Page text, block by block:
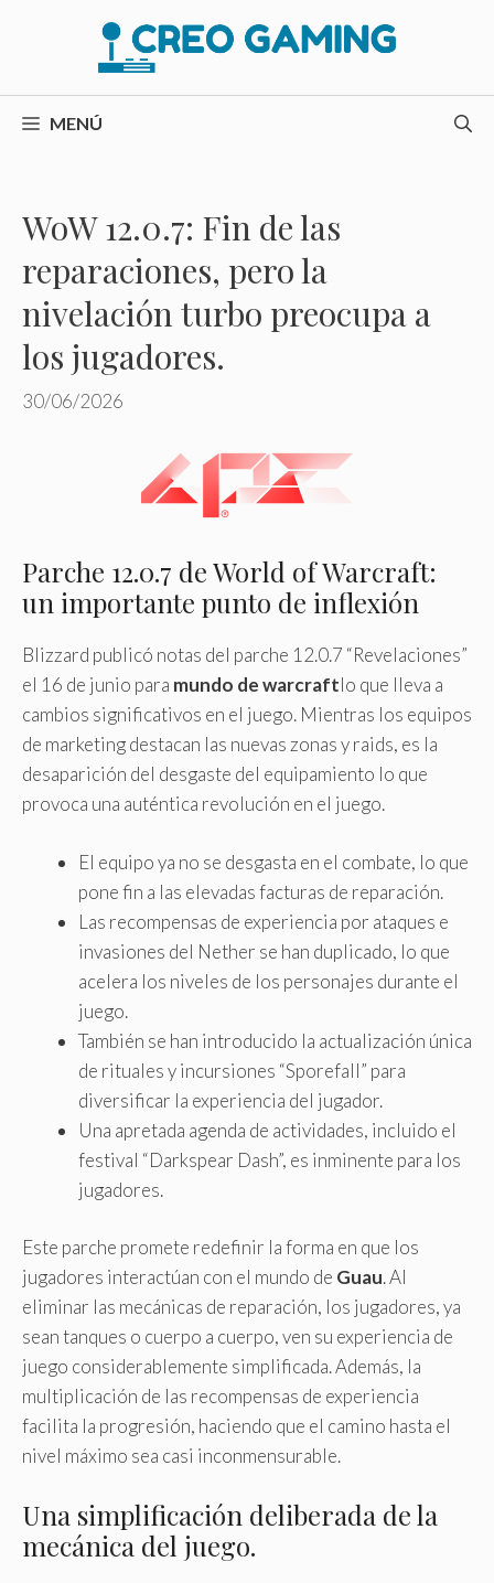
MENÚ
WoW 12.0.7: Fin de las
reparaciones, pero la
nivelación turbo preocupa a
los jugadores.
30/06/2026
Parche 12.0.7 de World of Warcraft:
un importante punto de inflexión
Blizzard publicó notas del parche 12.0.7 “Revelaciones”
el 16 de junio para mundo de warcraftlo que lleva a
cambios significativos en el juego. Mientras los equipos
de marketing destacan las nuevas zonas y raids, es la
desaparición del desgaste del equipamiento lo que
provoca una auténtica revolución en el juego.
El equipo ya no se desgasta en el combate, lo que
pone fin a las elevadas facturas de reparación.
Las recompensas de experiencia por ataques e
invasiones del Nether se han duplicado, lo que
acelera los niveles de los personajes durante el
juego.
También se han introducido la actualización única
de rituales y incursiones “Sporefall” para
diversificar la experiencia del jugador.
Una apretada agenda de actividades, incluido el
festival “Darkspear Dash”, es inminente para los
jugadores.
Este parche promete redefinir la forma en que los
jugadores interactúan con el mundo de Guau. Al
eliminar las mecánicas de reparación, los jugadores, ya
sean tanques o cuerpo a cuerpo, ven su experiencia de
juego considerablemente simplificada. Además, la
multiplicación de las recompensas de experiencia
facilita la progresión, haciendo que el camino hasta el
nivel máximo sea casi inconmensurable.
Una simplificación deliberada de la
mecánica del juego.